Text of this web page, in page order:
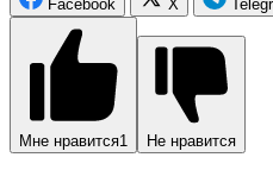
Facebook X
Мне нравится1 Не нравится